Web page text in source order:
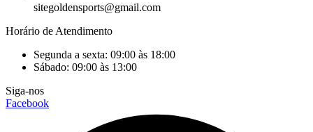
sitegoldensports@gmail.com
Horário de Atendimento
Segunda a sexta: 09:00 às 18:00
Sábado: 09:00 às 13:00
Siga-nos
Facebook